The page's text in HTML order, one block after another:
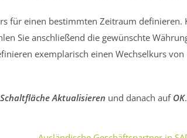
für einen bestimmten Zeitraum definieren.
Sie anschließend die gewünschte
exemplarisch einen Wechselkurs
Schaltfläche Aktualisieren und danach auf OK.